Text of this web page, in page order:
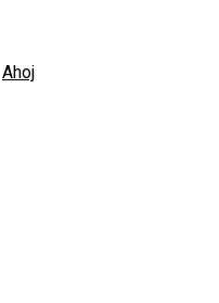
Ahoj